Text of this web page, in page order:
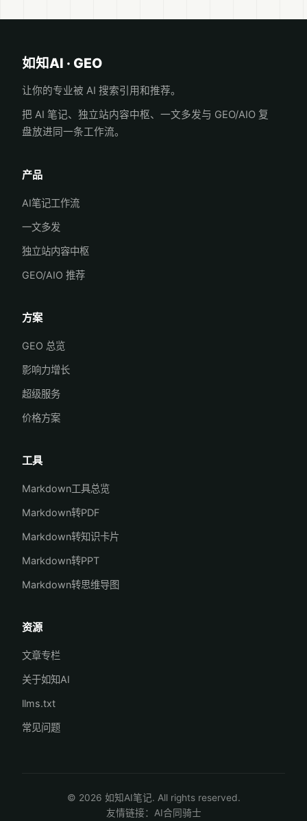
如知AI · GEO
让你的专业被 AI 搜索引用和推荐。
把 AI 笔记、独立站内容中枢、一文多发与 GEO/AIO 复
盘放进同一条工作流。
产品
AI笔记工作流
一文多发
独立站内容中枢
GEO/AIO 推荐
方案
GEO 总览
影响力增长
超级服务
价格方案
工具
Markdown工具总览
Markdown转PDF
Markdown转知识卡片
Markdown转PPT
Markdown转思维导图
资源
文章专栏
关于如知AI
llms.txt
常见问题
© 2026 如知AI笔记. All rights reserved.
友情链接： AI合同骑士